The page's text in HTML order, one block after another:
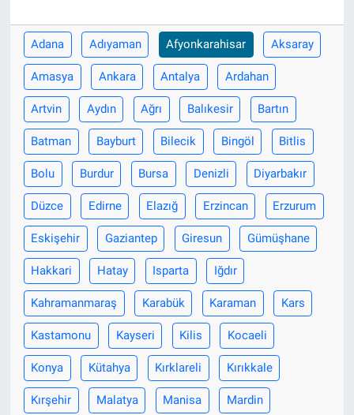
Adana Adıyaman Afyonkarahisar Aksaray
Amasya Ankara Antalya Ardahan
Artvin Aydın Ağrı Balıkesir Bartın
Batman Bayburt Bilecik Bingöl Bitlis
Bolu Burdur Bursa Denizli Diyarbakır
Düzce Edirne Elazığ Erzincan Erzurum
Eskişehir Gaziantep Giresun Gümüşhane
Hakkari Hatay Isparta Iğdır
Kahramanmaraş Karabük Karaman Kars
Kastamonu Kayseri Kilis Kocaeli
Konya Kütahya Kırklareli Kırıkkale
Kırşehir Malatya Manisa Mardin